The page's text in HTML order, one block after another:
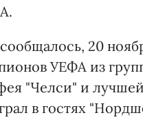
20
УЕФА из
"Челси" и
в гостях